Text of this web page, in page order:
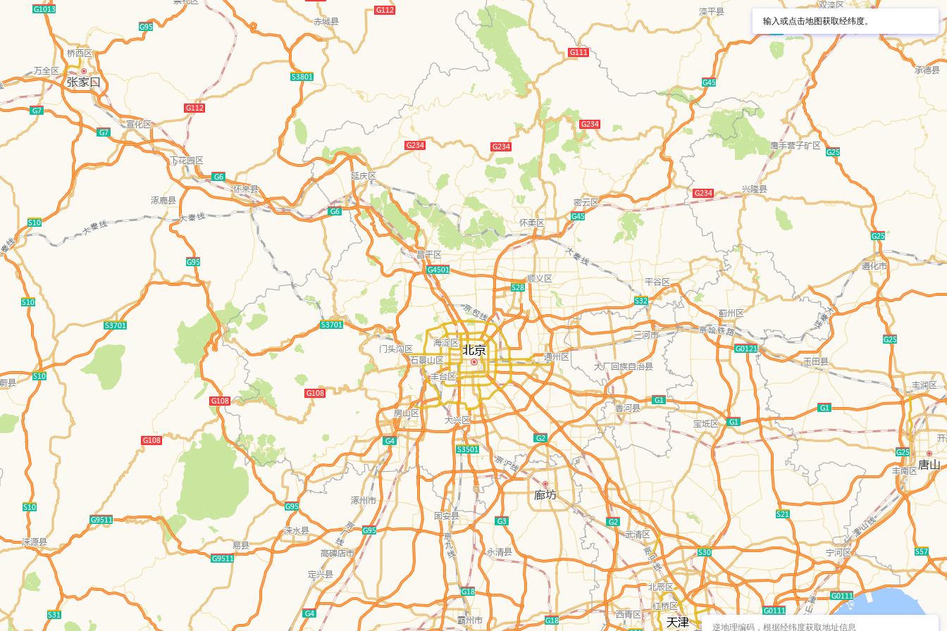
输入或点击地图获取经纬度。
逆地理编码，根据经纬度获取地址信息